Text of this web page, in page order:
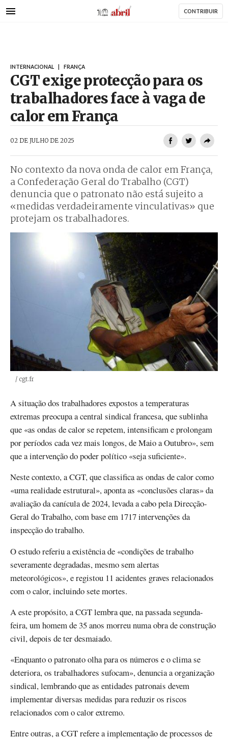
para
AbrilAbril CONTRIBUIR
INTERNACIONAL FRANÇA
CGT exige protecção para os
trabalhadores face à vaga de
calor em França
02 DE JULHO DE 2025
No contexto da nova onda de calor em França,
a Confederação Geral do Trabalho (CGT)
denuncia que o patronato não está sujeito a
«medidas verdadeiramente vinculativas» que
protejam os trabalhadores.
Créditos
/ cgt.fr
A situação dos trabalhadores expostos a temperaturas
extremas preocupa a central sindical francesa, que sublinha
que «as ondas de calor se repetem, intensificam e prolongam
por períodos cada vez mais longos, de Maio a Outubro», sem
que a intervenção do poder político «seja suficiente».
Neste contexto, a CGT, que classifica as ondas de calor como
«uma realidade estrutural», aponta as «conclusões claras» da
avaliação da canícula de 2024, levada a cabo pela Direcção-
Geral do Trabalho, com base em 1717 intervenções da
inspecção do trabalho.
O estudo referiu a existência de «condições de trabalho
severamente degradadas, mesmo sem alertas
meteorológicos», e registou 11 acidentes graves relacionados
com o calor, incluindo sete mortes.
A este propósito, a CGT lembra que, na passada segunda-
feira, um homem de 35 anos morreu numa obra de construção
civil, depois de ter desmaiado.
«Enquanto o patronato olha para os números e o clima se
deteriora, os trabalhadores sufocam», denuncia a organização
sindical, lembrando que as entidades patronais devem
implementar diversas medidas para reduzir os riscos
relacionados com o calor extremo.
Entre outras, a CGT refere a implementação de processos de